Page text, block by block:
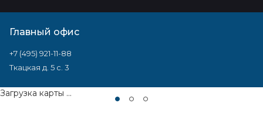
Главный офис
+7 (495) 921-11-88
Ткацкая д. 5 с. 3
Загрузка карты ...